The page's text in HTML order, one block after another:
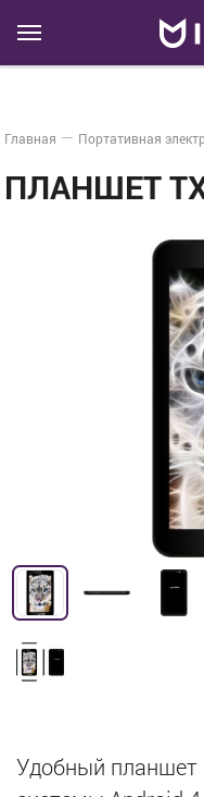
Главная Портативная
ПЛАНШЕТ
Удобный планшет